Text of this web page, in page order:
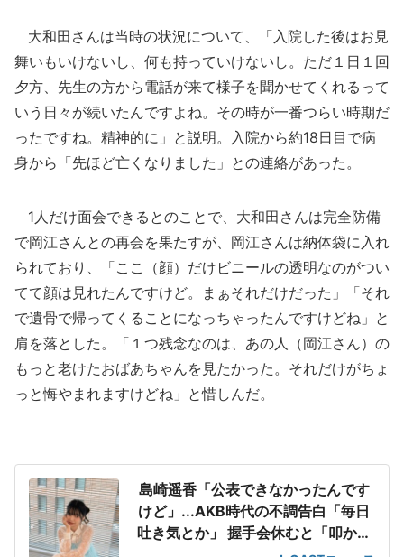
大和田さんは当時の状況について、「入院した後はお見
舞いもいけないし、何も持っていけないし。ただ１日１回
夕方、先生の方から電話が来て様子を聞かせてくれるって
いう日々が続いたんですよね。その時が一番つらい時期だ
ったですね。精神的に」と説明。入院から約18日目で病
身から「先ほど亡くなりました」との連絡があった。
1人だけ面会できるとのことで、大和田さんは完全防備
で岡江さんとの再会を果たすが、岡江さんは納体袋に入れ
られており、「ここ（顔）だけビニールの透明なのがつい
てて顔は見れたんですけど。まぁそれだけだった」「それ
で遺骨で帰ってくることになっちゃったんですけどね」と
肩を落とした。「１つ残念なのは、あの人（岡江さん）の
もっと老けたおばあちゃんを見たかった。それだけがちょ
っと悔やまれますけどね」と惜しんだ。
島崎遥香「公表できなかったんです
けど」...AKB時代の不調告白「毎日
吐き気とか」 握手会休むと「叩かれ